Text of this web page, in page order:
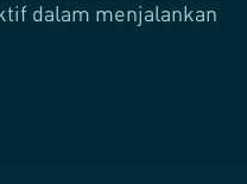
dalam menjalankan